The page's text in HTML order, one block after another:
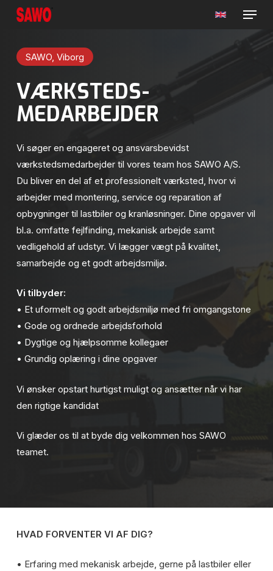
Skip
content
Menu
SAWO, Viborg
VÆRKSTEDS-
MEDARBEJDER
Vi søger en engageret og ansvarsbevidst
værkstedsmedarbejder til vores team hos SAWO A/S.
Du bliver en del af et professionelt værksted, hvor vi
arbejder med montering, service og reparation af
opbygninger til lastbiler og kranløsninger. Dine opgaver vil
bl.a. omfatte fejlfinding, mekanisk arbejde samt
vedligehold af udstyr. Vi lægger vægt på kvalitet,
samarbejde og et godt arbejdsmiljø.
Vi tilbyder:
• Et uformelt og godt arbejdsmiljø med fri omgangstone
• Gode og ordnede arbejdsforhold
• Dygtige og hjælpsomme kollegaer
• Grundig oplæring i dine opgaver
Vi ønsker opstart hurtigst muligt og ansætter når vi har
den rigtige kandidat
Vi glæder os til at byde dig velkommen hos SAWO
teamet.
HVAD FORVENTER VI AF DIG?
• Erfaring med mekanisk arbejde, gerne på lastbiler eller